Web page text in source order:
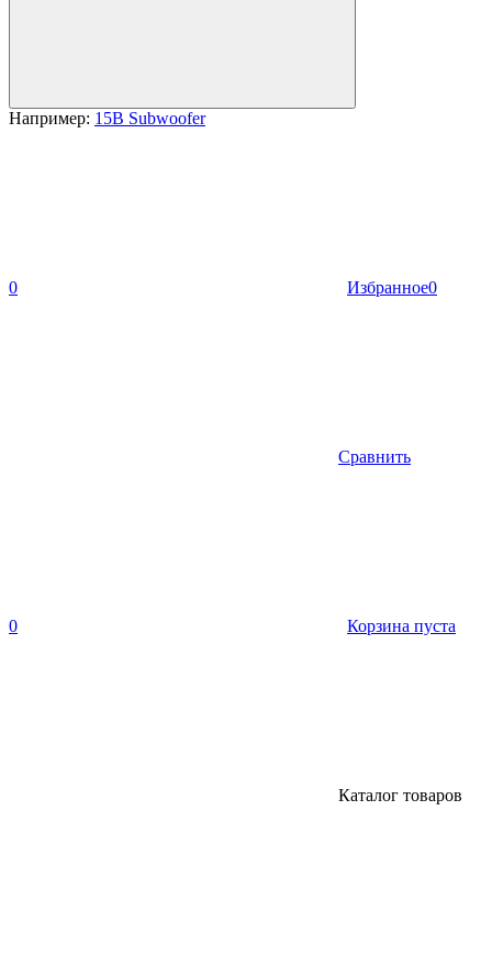
Например: 15B Subwoofer
0 Избранное0
Сравнить
0 Корзина пуста
Каталог товаров